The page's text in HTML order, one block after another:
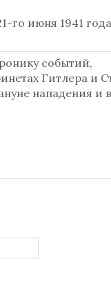
го июня 1941
событий,
Гитлера и
нападения и